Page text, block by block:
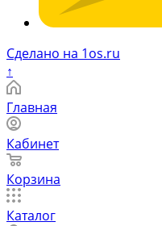
Сделано на 1os.ru
↑
Главная
Кабинет
Корзина
Каталог